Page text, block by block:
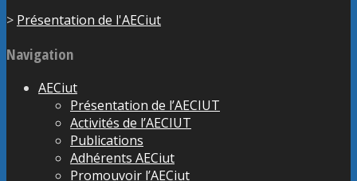
> Présentation de l'AECiut
Navigation
AECiut
Présentation de l’AECIUT
Activités de l’AECIUT
Publications
Adhérents AECiut
Promouvoir l’AECiut